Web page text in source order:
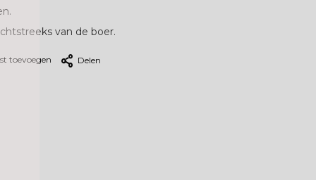
van de boer.
toevoegen Delen